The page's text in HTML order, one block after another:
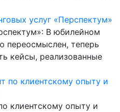
услуг «Перспектум»
В юбилейном
переосмыслен, теперь
кейсы, реализованные
по клиентскому опыту и
клиентскому опыту и